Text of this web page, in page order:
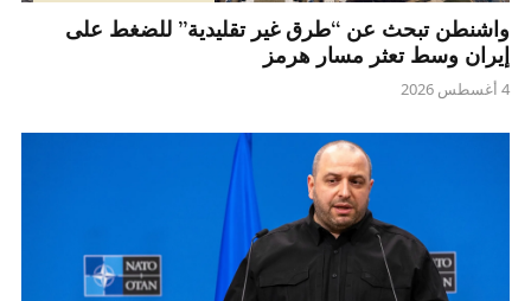
واشنطن تبحث عن “طرق غير تقليدية” للضغط على
إيران وسط تعثر مسار هرمز
4 أغسطس 2026